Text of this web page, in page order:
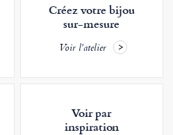
Créez votre bijou
sur-mesure
Voir l'atelier
Voir par
inspiration